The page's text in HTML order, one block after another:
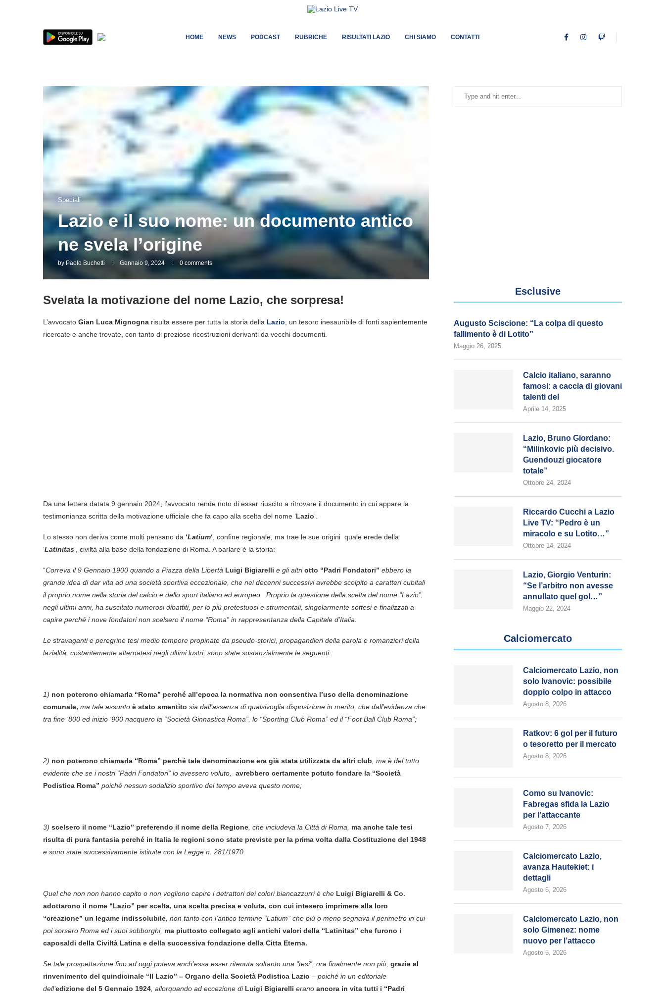
HOME NEWS PODCAST RUBRICHE RISULTATI LAZIO CHI SIAMO CONTATTI
Speciali
Lazio e il suo nome: un documento antico
ne svela l’origine
by Paolo Buchetti Gennaio 9, 2024 0 comments
Svelata la motivazione del nome Lazio, che sorpresa!
L’avvocato Gian Luca Mignogna risulta essere per tutta la storia della Lazio , un tesoro inesauribile di fonti sapientemente
ricercate e anche trovate, con tanto di preziose ricostruzioni derivanti da vecchi documenti.
Da una lettera datata 9 gennaio 2024, l’avvocato rende noto di esser riuscito a ritrovare il documento in cui appare la
testimonianza scritta della motivazione ufficiale che fa capo alla scelta del nome ‘Lazio‘.
Lo stesso non deriva come molti pensano da ‘Latium‘ , confine regionale, ma trae le sue origini quale erede della
‘Latinitas‘, civiltà alla base della fondazione di Roma. A parlare è la storia:
“Correva il 9 Gennaio 1900 quando a Piazza della Libertà Luigi Bigiarelli e gli altriotto “Padri Fondatori” ebbero la
grande idea di dar vita ad una società sportiva eccezionale, che nei decenni successivi avrebbe scolpito a caratteri cubitali
il proprio nome nella storia del calcio e dello sport italiano ed europeo. Proprio la questione della scelta del nome “Lazio”,
negli ultimi anni, ha suscitato numerosi dibattiti, per lo più pretestuosi e strumentali, singolarmente sottesi e finalizzati a
capire perché i nove fondatori non scelsero il nome “Roma” in rappresentanza della Capitale d’Italia.
Le stravaganti e peregrine tesi medio tempore propinate da pseudo-storici, propagandieri della parola e romanzieri della
lazialità, costantemente alternatesi negli ultimi lustri, sono state sostanzialmente le seguenti:
1) non poterono chiamarla “Roma” perché all’epoca la normativa non consentiva l’uso della denominazione
comunale, ma tale assunto è stato smentito sia dall’assenza di qualsivoglia disposizione in merito, che dall’evidenza che
tra fine ‘800 ed inizio ‘900 nacquero la “Società Ginnastica Roma”, lo “Sporting Club Roma” ed il “Foot Ball Club Roma”;
2) non poterono chiamarla “Roma” perché tale denominazione era già stata utilizzata da altri club , ma è del tutto
evidente che se i nostri “Padri Fondatori” lo avessero voluto, avrebbero certamente potuto fondare la “Società
Podistica Roma” poiché nessun sodalizio sportivo del tempo aveva questo nome;
3) scelsero il nome “Lazio” preferendo il nome della Regione , che includeva la Città di Roma, ma anche tale tesi
risulta di pura fantasia perché in Italia le regioni sono state previste per la prima volta dalla Costituzione del 1948
e sono state successivamente istituite con la Legge n. 281/1970.
Quel che non non hanno capito o non vogliono capire i detrattori dei colori biancazzurri è che Luigi Bigiarelli & Co.
adottarono il nome “Lazio” per scelta, una scelta precisa e voluta, con cui intesero imprimere alla loro
“creazione” un legame indissolubile , non tanto con l’antico termine “Latium” che più o meno segnava il perimetro in cui
poi sorsero Roma ed i suoi sobborghi, ma piuttosto collegato agli antichi valori della “Latinitas” che furono i
caposaldi della Civiltà Latina e della successiva fondazione della Citta Eterna.
Se tale prospettazione fino ad oggi poteva anch’essa esser ritenuta soltanto una “tesi”, ora finalmente non più, grazie al
rinvenimento del quindicinale “Il Lazio” – Organo della Società Podistica Lazio – poiché in un editoriale
dell’edizione del 5 Gennaio 1924 , allorquando ad eccezione di Luigi Bigiarelli erano ancora in vita tutti i “Padri
Esclusive
Augusto Sciscione: “La colpa di questo
fallimento è di Lotito”
Maggio 26, 2025
Calcio italiano, saranno
famosi: a caccia di giovani
talenti del
Aprile 14, 2025
Lazio, Bruno Giordano:
“Milinkovic più decisivo.
Guendouzi giocatore
totale”
Ottobre 24, 2024
Riccardo Cucchi a Lazio
Live TV: “Pedro è un
miracolo e su Lotito…”
Ottobre 14, 2024
Lazio, Giorgio Venturin:
“Se l’arbitro non avesse
annullato quel gol…”
Maggio 22, 2024
Calciomercato
Calciomercato Lazio, non
solo Ivanovic: possibile
doppio colpo in attacco
Agosto 8, 2026
Ratkov: 6 gol per il futuro
o tesoretto per il mercato
Agosto 8, 2026
Como su Ivanovic:
Fabregas sfida la Lazio
per l’attaccante
Agosto 7, 2026
Calciomercato Lazio,
avanza Hautekiet: i
dettagli
Agosto 6, 2026
Calciomercato Lazio, non
solo Gimenez: nome
nuovo per l’attacco
Agosto 5, 2026